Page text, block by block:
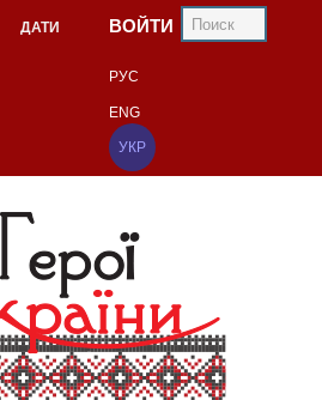
ДАТИ ВОЙТИ
РУС
ENG
УКР